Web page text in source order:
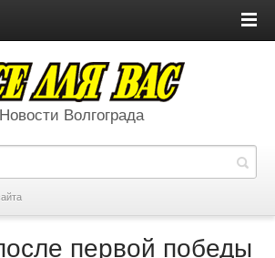
Новости Волгограда
первой победы